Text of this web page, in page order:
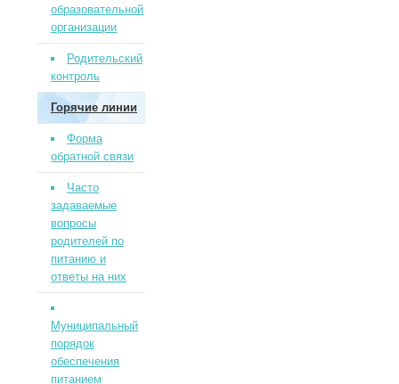
образовательной
организации
Родительский
контроль
Горячие линии
Форма
обратной связи
Часто
задаваемые
вопросы
родителей по
питанию и
ответы на них
Муниципальный
порядок
обеспечения
питанием